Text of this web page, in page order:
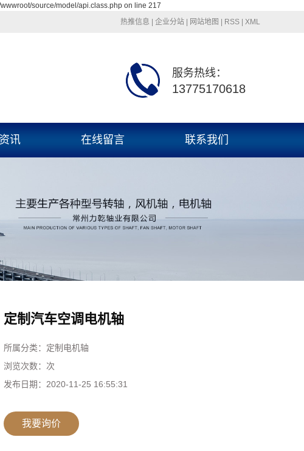
source/model/api.class.php on line 217
热推信息 企业分站 网站地图 RSS XML
服务热线：
13775170618
讯 在线留言 联系我们
定制汽车空调电机轴
所属分类： 定制电机轴
浏览次数： 次
发布日期： 2020-11-25 16:55:31
我要询价